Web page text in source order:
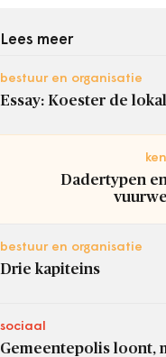
Lees meer
bestuur en organisatie
Essay: Koester de
Dadertypen
bestuur en organisatie
Drie kapiteins
sociaal
Gemeentepolis loont,